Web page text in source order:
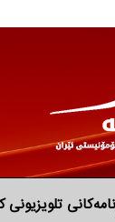
تلویزیونی